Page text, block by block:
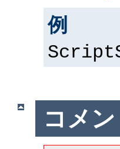
例
コメン